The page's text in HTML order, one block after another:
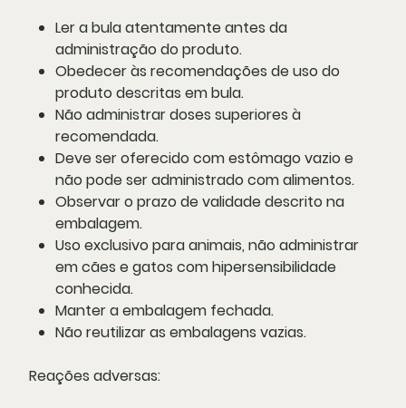
Ler a bula atentamente antes da
administração do produto.
Obedecer às recomendações de uso do
produto descritas em bula.
Não administrar doses superiores à
recomendada.
Deve ser oferecido com estômago vazio e
não pode ser administrado com alimentos.
Observar o prazo de validade descrito na
embalagem.
Uso exclusivo para animais, não administrar
em cães e gatos com hipersensibilidade
conhecida.
Manter a embalagem fechada.
Não reutilizar as embalagens vazias.
Reações adversas: